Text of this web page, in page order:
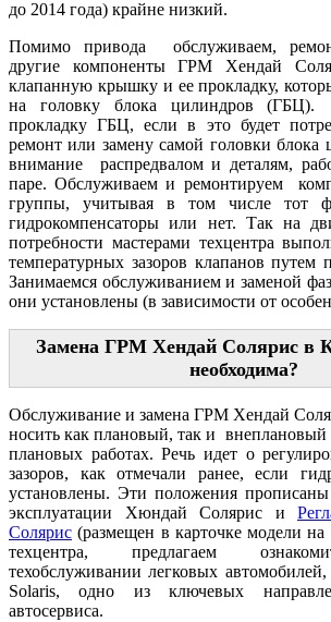
до 2014 года) крайне низкий.
Помимо привода обслуживаем,
другие компоненты ГРМ Хендай
клапанную крышку и ее прокладку,
на головку блока цилиндров
прокладку ГБЦ, если в это будет
ремонт или замену самой головки блока
внимание распредвалом и деталям,
паре. Обслуживаем и ремонтируем
группы, учитывая в том числе тот
гидрокомпенсаторы или нет. Так на
потребности мастерами техцентра
температурных зазоров клапанов путем
Занимаемся обслуживанием и заменой
они установлены (в зависимости от
Замена ГРМ Хендай Солярис в
необходима?
Обслуживание и замена ГРМ Хендай
носить как плановый, так и внеплановый
плановых работах. Речь идет о
зазоров, как отмечали ранее, если
установлены. Эти положения
эксплуатации Хюндай Солярис и
Солярис (размещен в карточке модели
техцентра, предлагаем
техобслуживании легковых
Solaris, одно из ключевых
автосервиса.